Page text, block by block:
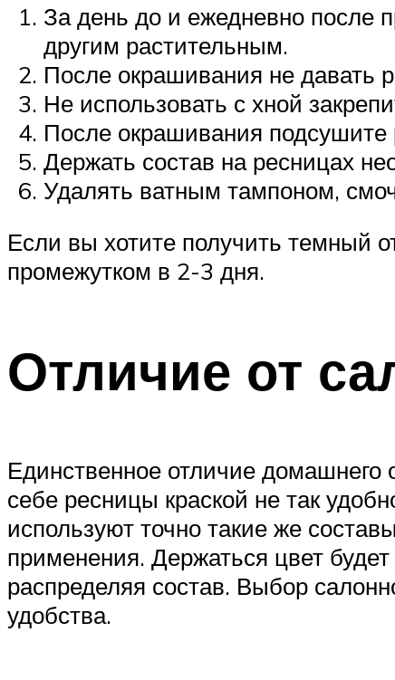
За день до и ежедневно после
другим растительным.
После окрашивания не давать
Не использовать с хной
После окрашивания
Держать состав на ресницах
Удалять ватным тампоном,
Если вы хотите получить темный
промежутком в 2-3 дня.
Отличие от
Единственное отличие домашнего
себе ресницы краской не так
используют точно такие же
применения. Держаться цвет
распределяя состав. Выбор
удобства.